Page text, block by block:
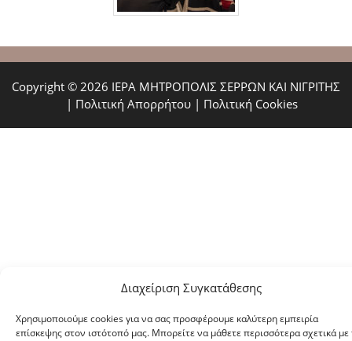
Διαχείριση Συγκατάθεσης
Χρησιμοποιούμε cookies για να σας προσφέρουμε καλύτερη εμπειρία
επίσκεψης στον ιστότοπό μας. Μπορείτε να μάθετε περισσότερα σχετικά με
Copyright © 2026 ΙΕΡΑ ΜΗΤΡΟΠΟΛΙΣ ΣΕΡΡΩΝ ΚΑΙ ΝΙΓΡΙΤΗΣ
| Πολιτική Απορρήτου | Πολιτική Cookies